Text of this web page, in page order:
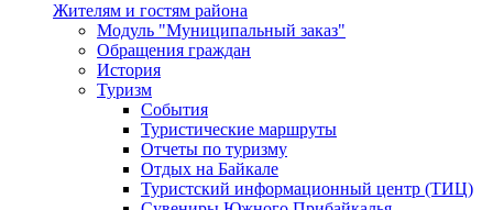
Жителям и гостям района
Модуль "Муниципальный заказ"
Обращения граждан
История
Туризм
События
Туристические маршруты
Отчеты по туризму
Отдых на Байкале
Туристский информационный центр (ТИЦ)